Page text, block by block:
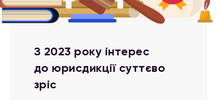
З 2023 року інтерес
до юрисдикції суттєво
зріс